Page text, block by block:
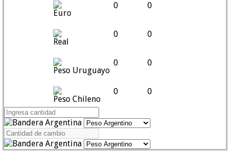
Euro
0 0
Real
0 0
Peso Uruguayo
0 0
Peso Chileno
0 0